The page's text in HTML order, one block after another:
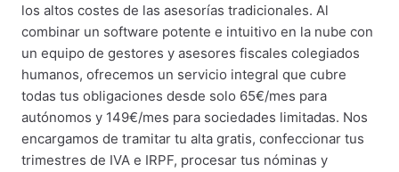
los altos costes de las asesorías tradicionales. Al
combinar un software potente e intuitivo en la nube con
un equipo de gestores y asesores fiscales colegiados
humanos, ofrecemos un servicio integral que cubre
todas tus obligaciones desde solo 65€/mes para
autónomos y 149€/mes para sociedades limitadas. Nos
encargamos de tramitar tu alta gratis, confeccionar tus
trimestres de IVA e IRPF, procesar tus nóminas y